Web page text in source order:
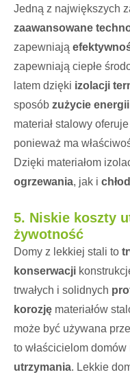
Jedną z największych
zaawansowane
zapewniają
zapewniają ciepłe
latem dzięki izolacji
sposób zużycie energii
materiał stalowy oferuje
ponieważ ma
Dzięki materiałom
ogrzewania, jak i
5. Niskie koszty
żywotność
Domy z lekkiej stali to
konserwacji
trwałych i solidnych
korozję materiałów
może być używana
to właścicielom domów
utrzymania. Lekkie